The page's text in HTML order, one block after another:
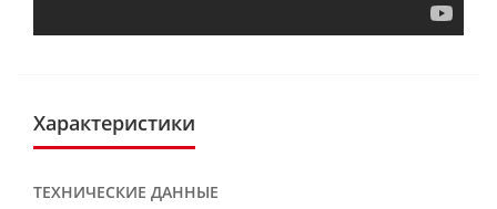
Характеристики
ТЕХНИЧЕСКИЕ ДАННЫЕ